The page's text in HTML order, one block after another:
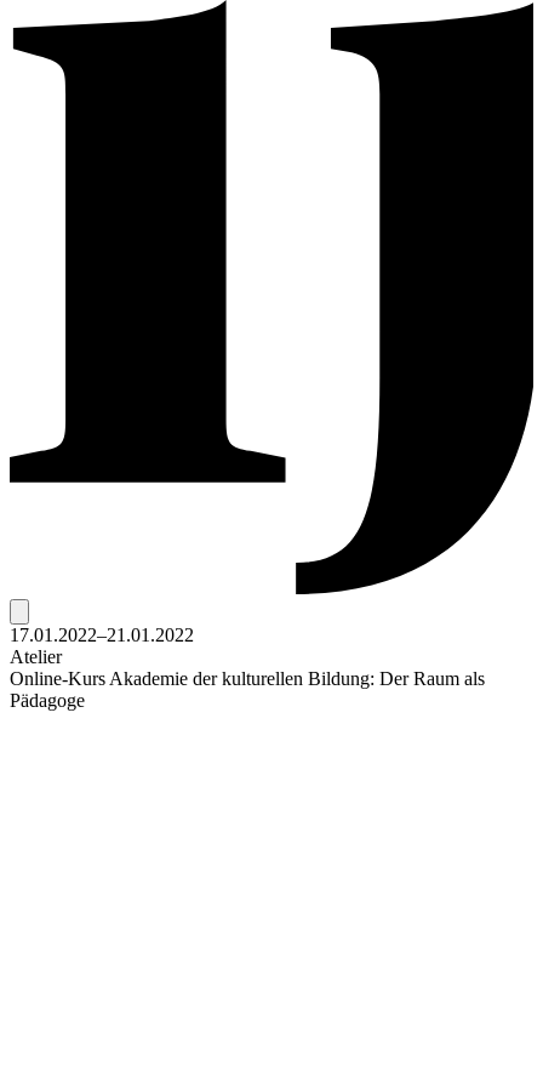
17.01.2022–21.01.2022
Atelier
Online-Kurs Akademie der kulturellen Bildung: Der Raum als
Pädagoge